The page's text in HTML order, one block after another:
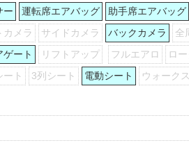
ー 運転席エアバッグ 助手席エアバッグ
カメラ サイドカメラ バックカメラ 全
ゲート リフトアップ フルエアロ ロ
ト 3列シート 電動シート ウォーク